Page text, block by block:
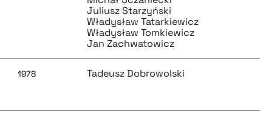
Juliusz Starzyński
Władysław Tatarkiewicz
Władysław Tomkiewicz
Jan Zachwatowicz
1978 Tadeusz Dobrowolski